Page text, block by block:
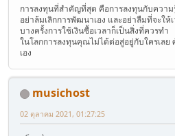
การลงทุนที่สำคัญที่สุด คือการลงทุนกับความ
อย่าล้มเลิกการพัฒนาเอง และอย่าลืมที่จะให้
บางครั้งการใช้เงินซื้อเวลาก็เป็นสิ่งที่ควรทำ
ในโลกการลงทุนคุณไม่ได้ต่อสู่อยู่กับใครเล
เอง
musichost
02 ตุลาคม 2021, 01:27:25